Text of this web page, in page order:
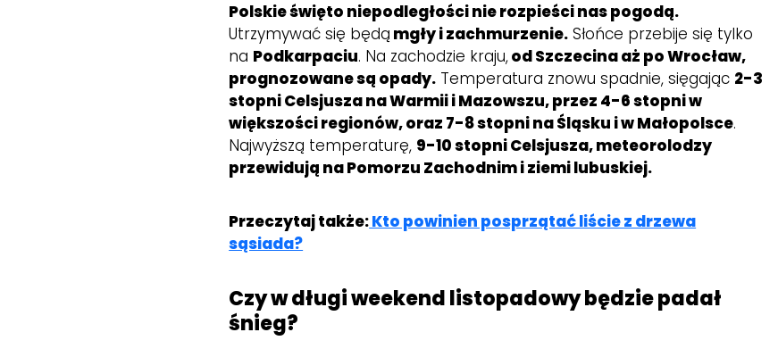
Polskie święto niepodległości nie rozpieści nas pogodą.
Utrzymywać się będą mgły i zachmurzenie. Słońce przebije się tylko
na Podkarpaciu. Na zachodzie kraju,od Szczecina aż po Wrocław,
prognozowane są opady. Temperatura znowu spadnie, sięgając 2-3
stopni Celsjusza na Warmii i Mazowszu, przez 4-6 stopni w
większości regionów, oraz 7-8 stopni na Śląsku i w Małopolsce.
Najwyższą temperaturę, 9-10 stopni Celsjusza, meteorolodzy
przewidują na Pomorzu Zachodnim i ziemi lubuskiej.
Przeczytaj także:Kto powinien posprzątać liście z drzewa
sąsiada?
Czy w długi weekend listopadowy będzie padał
śnieg?